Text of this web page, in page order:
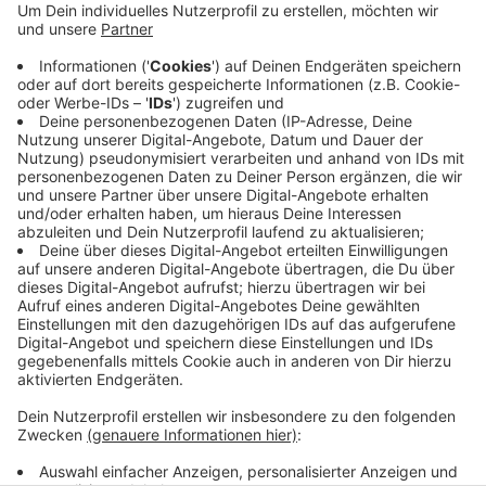
hatte, schaffte es gerade noch auszuweichen.
alte Fahrer wurde schwer verletzt. Weil der LKW-
Tank aufriss, liefen mehrere Hundert Liter Diesel
auf die Fahrbahn und in die Erde. Die Vollsperrung
hat im morgendlichen Berufsverkehr für
erhebliche Staus gesorgt, auch in der Stadt.
Veröffentlicht:Dienstag, 25.10.2022 05:55
Anzeige
Anzeige